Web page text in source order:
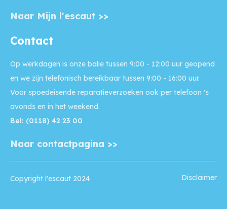
Naar Mijn l'escaut >>
Contact
Op werkdagen is onze balie tussen 9:00 - 12:00 uur geopend
en we zijn telefonisch bereikbaar tussen 9:00 - 16:00 uur.
Voor spoedeisende reparatieverzoeken ook per telefoon 's
avonds en in het weekend.
Bel: (0118) 42 23 00
Naar contactpagina >>
Copyright l'escaut 2024 Disclaimer